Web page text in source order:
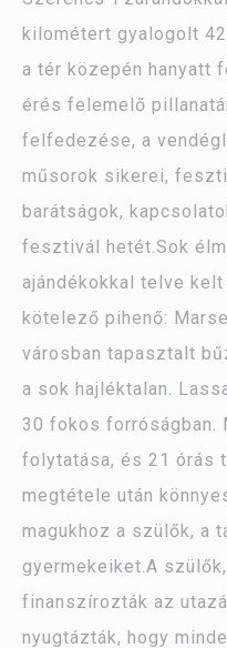
kilométert gyalogolt
a tér közepén hanyatt
érés felemelő
felfedezése, a
műsorok sikerei,
barátságok,
fesztivál hetét.Sok
ajándékokkal telve
kötelező pihenő:
városban tapasztalt
a sok hajléktalan.
30 fokos forróságban.
folytatása, és 21 órás
megtétele után
magukhoz a szülők, a
gyermekeiket.A
finanszírozták az
nyugtázták, hogy